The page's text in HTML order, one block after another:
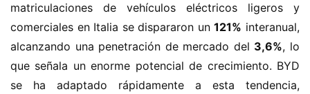
matriculaciones de vehículos eléctricos ligeros y
comerciales en Italia se dispararon un ​​121%​ ​ interanual,
alcanzando una penetración de mercado del ​ ​3,6%​​, lo
que señala un enorme potencial de crecimiento. BYD
se ha adaptado rápidamente a esta tendencia,